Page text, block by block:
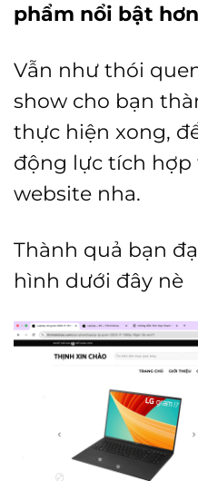
phẩm nổi bật
Vẫn như thói
show cho bạn
thực hiện xong,
động lực tích hợp
website nha.
Thành quả bạn
hình dưới đây nè